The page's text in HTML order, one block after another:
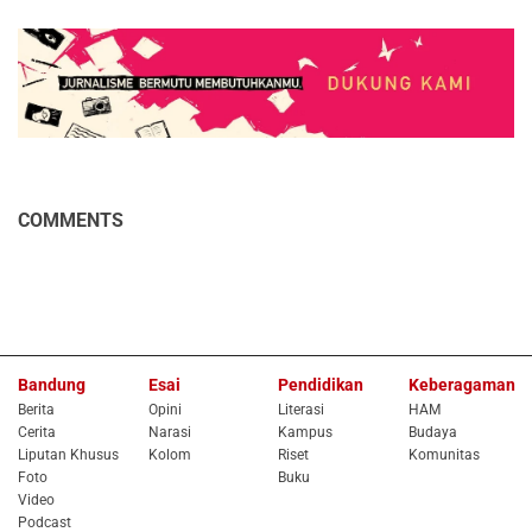
COMMENTS
Bandung
Berita
Cerita
Liputan Khusus
Foto
Video
Podcast
Esai
Opini
Narasi
Kolom
Pendidikan
Literasi
Kampus
Riset
Buku
Keberagaman
HAM
Budaya
Komunitas